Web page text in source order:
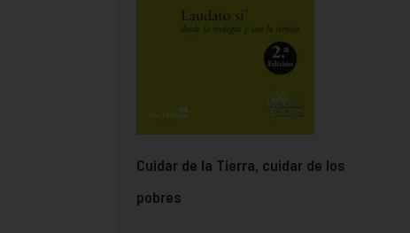
Cuidar de la Tierra, cuidar de los
pobres